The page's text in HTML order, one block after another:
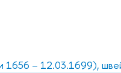
1656 – 12.03.1699),